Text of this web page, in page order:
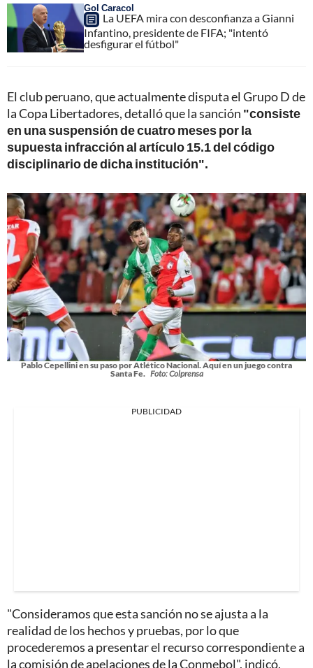
Gol Caracol
La UEFA mira con desconfianza a Gianni
Infantino, presidente de FIFA; "intentó
desfigurar el fútbol"
El club peruano, que actualmente disputa el Grupo D de
la Copa Libertadores, detalló que la sanción "consiste
en una suspensión de cuatro meses por la
supuesta infracción al artículo 15.1 del código
disciplinario de dicha institución".
Pablo Cepellini en su paso por Atlético Nacional. Aquí en un juego contra
Santa Fe. Foto: Colprensa
PUBLICIDAD
"Consideramos que esta sanción no se ajusta a la
realidad de los hechos y pruebas, por lo que
procederemos a presentar el recurso correspondiente a
la comisión de apelaciones de la Conmebol", indicó.